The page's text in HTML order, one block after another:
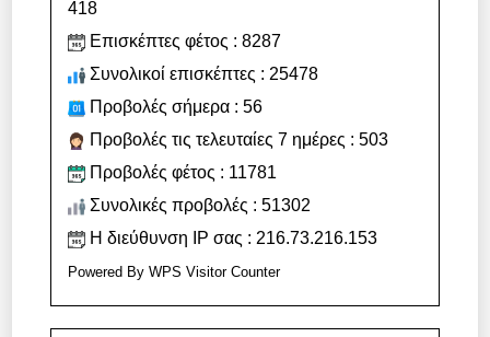
418
Επισκέπτες φέτος : 8287
Συνολικοί επισκέπτες : 25478
Προβολές σήμερα : 56
Προβολές τις τελευταίες 7 ημέρες : 503
Προβολές φέτος : 11781
Συνολικές προβολές : 51302
Η διεύθυνση IP σας : 216.73.216.153
Powered ByWPS Visitor Counter